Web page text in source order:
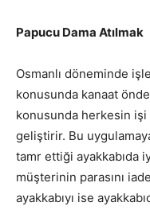
Papucu Dama Atılmak
Osmanlı döneminde
konusunda kanaat
konusunda herkesin işi
geliştirir. Bu
tamr ettiği ayakkabıda
müşterinin parasını
ayakkabıyı ise